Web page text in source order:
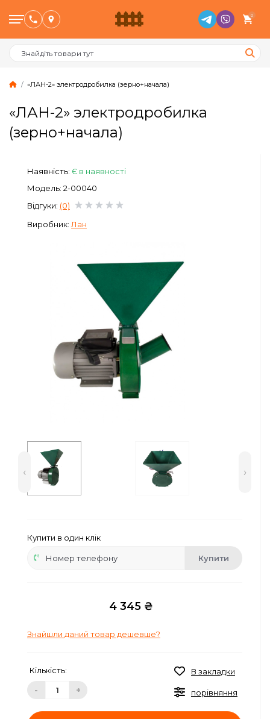
0
Птахівництво
Бджільництво
Сейфи
Енергоживлення
«ЛАН-2» электродробилка (зерно+начала)
«ЛАН-2» электродробилка
(зерно+начала)
Наявність: Є в наявності
Модель: 2-00040
Відгуки: (0)
Виробник: Лан
‹ ›
Купити в один клік
Купити
4 345 ₴
Знайшли даний товар дешевше?
Кількість:
- +
В закладки
порівняння